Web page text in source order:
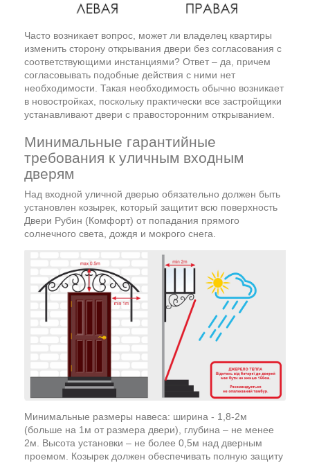
Часто возникает вопрос, может ли владелец квартиры
изменить сторону открывания двери без согласования с
соответствующими инстанциями? Ответ – да, причем
согласовывать подобные действия с ними нет
необходимости. Такая необходимость обычно возникает
в новостройках, поскольку практически все застройщики
устанавливают двери с правосторонним открыванием.
Минимальные гарантийные
требования к уличным входным
дверям
Над входной уличной дверью обязательно должен быть
установлен козырек, который защитит всю поверхность
Двери Рубин (Комфорт) от попадания прямого
солнечного света, дождя и мокрого снега.
Минимальные размеры навеса: ширина - 1,8-2м
(больше на 1м от размера двери), глубина – не менее
2м. Высота установки – не более 0,5м над дверным
проемом. Козырек должен обеспечивать полную защиту